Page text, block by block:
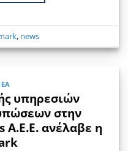
, news
υπηρεσιών
στην
A.E.E. ανέλαβε η